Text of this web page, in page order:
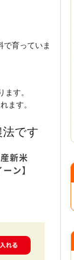
育っていま
す。
ます。
です
新米
ーン】